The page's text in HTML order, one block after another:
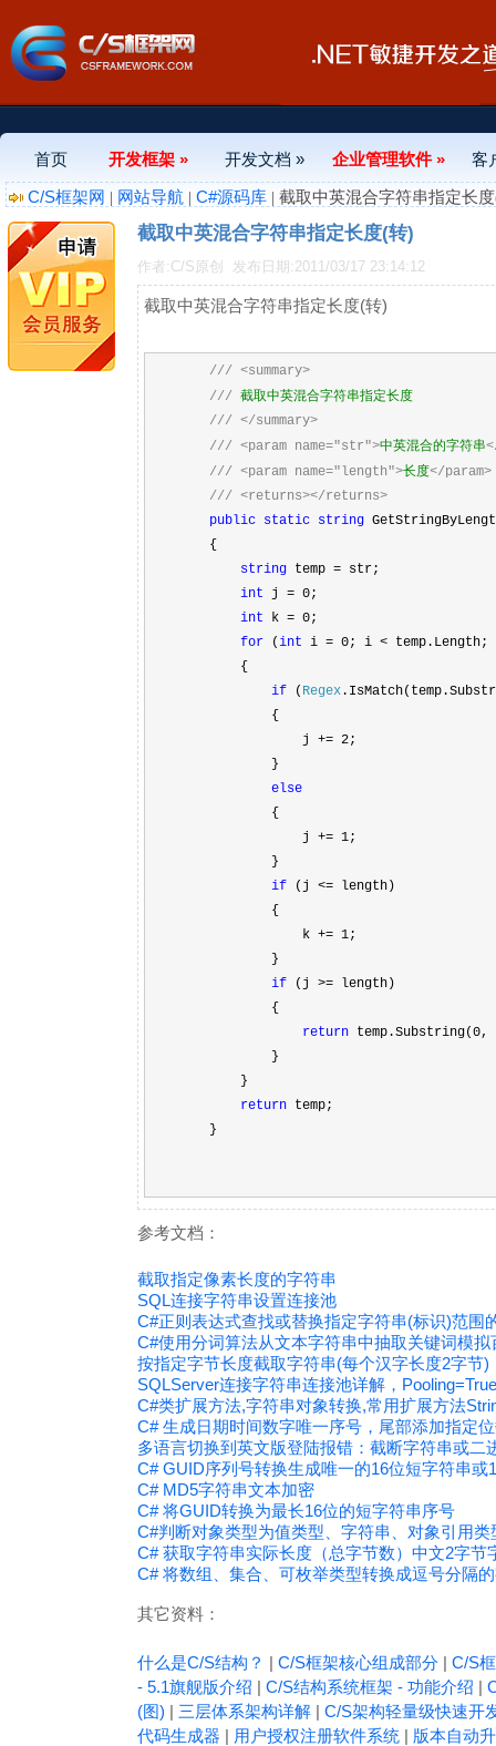
首页 开发框架 » 开发文档 » 企业管理软件 »
客
C/S框架网 | 网站导航 | C#源码库 | 截取中英混合字符串指定长
截取中英混合字符串指定长度(转)
作者:C/S原创 发布日期:2011/03/17 23:14:12
截取中英混合字符串指定长度(转)
/// <summary>
/// 截取中英混合字符串指定长度
/// </summary>
/// <param name="str">中英混合的字符串
/// <param name="length">长度</param>
/// <returns></returns>
public static string
{
string temp = str;
int j = 0;
int k = 0;
for (int i = 0; i < temp.Length;
{
if ( Regex
{
j += 2;
}
else
{
j += 1;
}
if (j <= length)
{
k += 1;
}
if (j >= length)
{
return
}
}
return temp;
}
参考文档：
截取指定像素长度的字符串
SQL连接字符串设置连接池
C#正则表达式查找或替换指定字符串(标识)范围
C#使用分词算法从文本字符串中抽取关键词模
按指定字节长度截取字符串(每个汉字长度2字节)
SQLServer连接字符串连接池详解，
C#类扩展方法,字符串对象转换,常用扩展方法
C# 生成日期时间数字唯一序号，尾部添加指定
多语言切换到英文版登陆报错：截断字符串或二
C# GUID序列号转换生成唯一的16位短字符串或
C# MD5字符串文本加密
C# 将GUID转换为最长16位的短字符串序号
C#判断对象类型为值类型、字符串、对象引用类
C# 获取字符串实际长度（总字节数）中文2字节
C# 将数组、集合、可枚举类型转换成逗号分隔
其它资料：
什么是C/S结构？ | C/S框架核心组成部分 | C/S
- 5.1旗舰版介绍 | C/S结构系统框架 - 功能介绍 |
(图) | 三层体系架构详解 | C/S架构轻量级快速开
代码生成器 | 用户授权注册软件系统 | 版本自动